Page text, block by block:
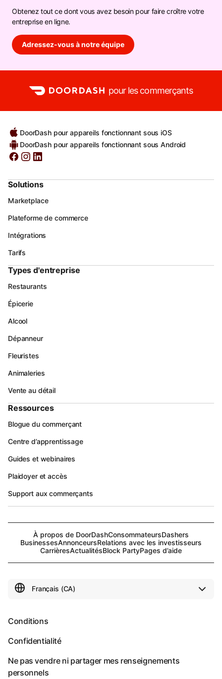
Obtenez tout ce dont vous avez besoin pour faire croître votre
entreprise en ligne.
Adressez-vous à notre équipe
pour les commerçants
DoorDash pour appareils fonctionnant sous iOS
DoorDash pour appareils fonctionnant sous Android
Solutions
Marketplace
Plateforme de commerce
Intégrations
Tarifs
Types d'entreprise
Restaurants
Épicerie
Alcool
Dépanneur
Fleuristes
Animaleries
Vente au détail
Ressources
Blogue du commerçant
Centre d’apprentissage
Guides et webinaires
Plaidoyer et accès
Support aux commerçants
À propos de DoorDashConsommateursDashers
BusinessesAnnonceursRelations avec les investisseurs
CarrièresActualitésBlock PartyPages d’aide
Conditions
Confidentialité
Ne pas vendre ni partager mes renseignements
personnels